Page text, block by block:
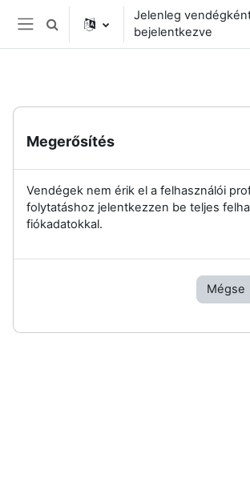
Tovább a fő tartalomhoz
Oldalpanel
Keresési bemeneti adatok váltása
Jelenleg
bejelentkezve
Megerősítés
Vendégek nem érik el a felhasználói
folytatáshoz jelentkezzen be teljes
fiókadatokkal.
Mégse